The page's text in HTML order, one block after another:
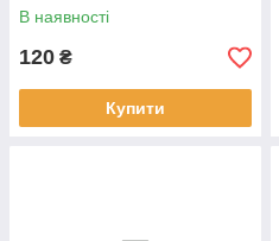
В наявності
120 ₴
Купити